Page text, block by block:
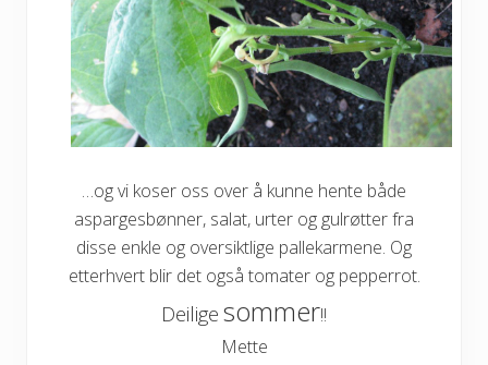
…og vi koser oss over å kunne hente både
aspargesbønner, salat, urter og gulrøtter fra
disse enkle og oversiktlige pallekarmene. Og
etterhvert blir det også tomater og pepperrot.
Deilige sommer!!
Mette